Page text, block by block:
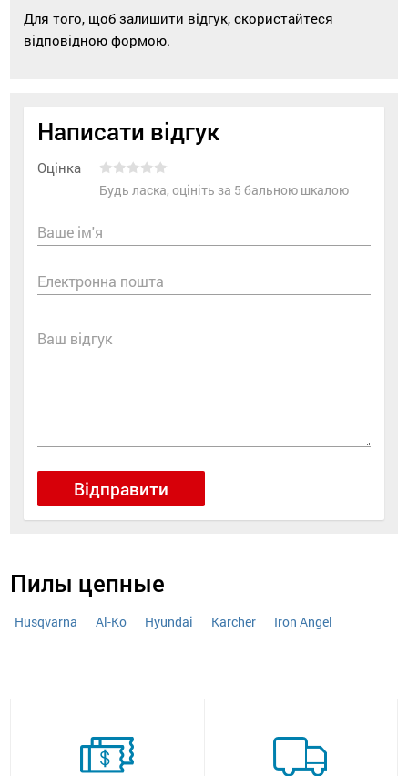
Для того, щоб залишити відгук, скористайтеся
відповідною формою.
Написати відгук
Оцінка
Будь ласка, оцініть за 5 бальною шкалою
Ваше ім'я
Електронна пошта
Ваш відгук
Відправити
Пилы цепные
Husqvarna Al-Ko Hyundai Karcher Iron Angel